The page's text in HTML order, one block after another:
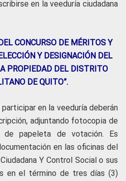
en la veeduría ciudadana
CONCURSO DE MÉRITOS Y
Y DESIGNACIÓN DEL
PROPIEDAD DEL DISTRITO
DE QUITO”.
en la veeduría deberán
adjuntando fotocopia de
de papeleta de votación. Es
en las oficinas del
Y Control Social o sus
en el término de tres días (3)